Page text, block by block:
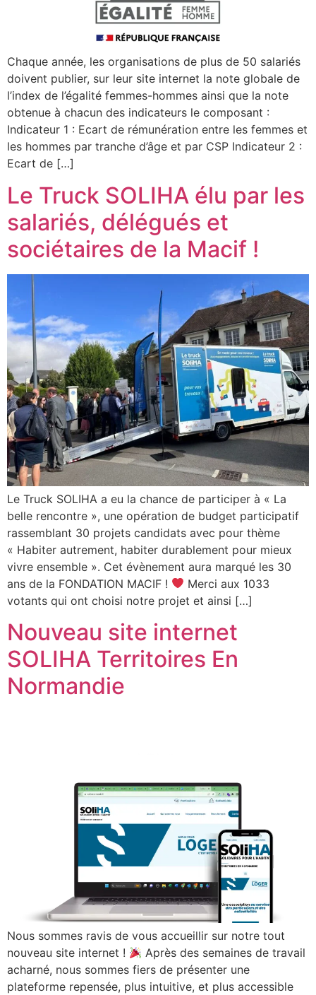
Chaque année, les organisations de plus de 50 salariés
doivent publier, sur leur site internet la note globale de
l’index de l’égalité femmes-hommes ainsi que la note
obtenue à chacun des indicateurs le composant :
Indicateur 1 : Ecart de rémunération entre les femmes et
les hommes par tranche d’âge et par CSP Indicateur 2 :
Ecart de […]
Le Truck SOLIHA élu par les
salariés, délégués et
sociétaires de la Macif !
Le Truck SOLIHA a eu la chance de participer à « La
belle rencontre », une opération de budget participatif
rassemblant 30 projets candidats avec pour thème
« Habiter autrement, habiter durablement pour mieux
vivre ensemble ». Cet évènement aura marqué les 30
ans de la FONDATION MACIF !
Merci aux 1033
votants qui ont choisi notre projet et ainsi […]
Nouveau site internet
SOLIHA Territoires En
Normandie
Nous sommes ravis de vous accueillir sur notre tout
nouveau site internet !
Après des semaines de travail
acharné, nous sommes fiers de présenter une
plateforme repensée, plus intuitive, et plus accessible